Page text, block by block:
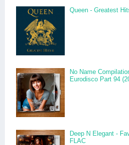
Queen - Greatest
No Name
Eurodisco Part 94
Deep N Elegant -
FLAC